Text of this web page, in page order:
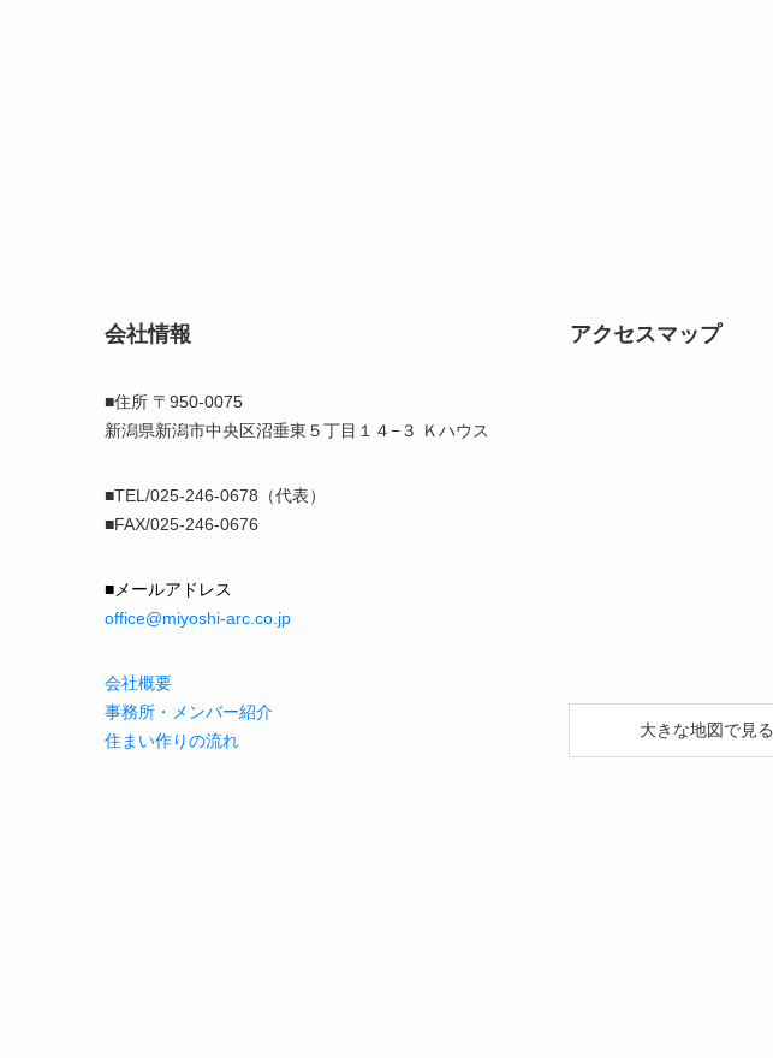
会社情報
■住所 〒950-0075
新潟県新潟市中央区沼垂東５丁目１４−３ Ｋハウス
■TEL/025-246-0678（代表）
■FAX/025-246-0676
■メールアドレス
office@miyoshi-arc.co.jp
会社概要
事務所・メンバー紹介
住まい作りの流れ
アクセスマップ
大きな地図で見る